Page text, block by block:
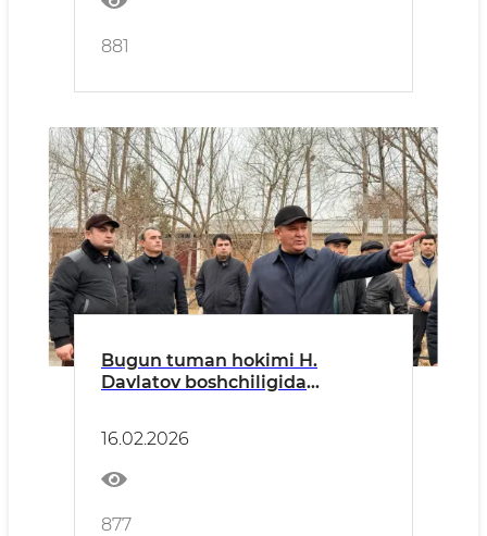
881
Bugun tuman hokimi H.
Davlatov boshchiligida
hududlarda olib borilayotgan
obodonlashtirish va
ko‘kalamzorlashtirish ishlari
atroflicha o‘rganildi.
16.02.2026
877